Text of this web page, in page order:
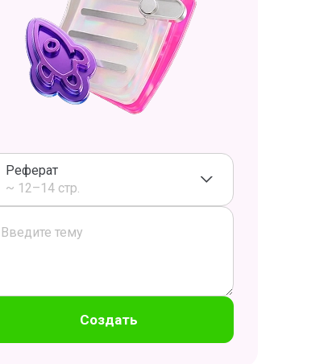
Реферат
~ 12–14 стр.
Создать